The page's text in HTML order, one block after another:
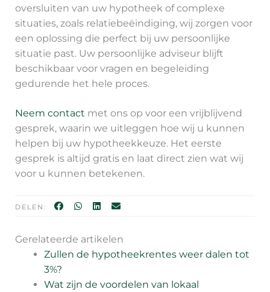
oversluiten van uw hypotheek of complexe
situaties, zoals relatiebeëindiging, wij zorgen voor
een oplossing die perfect bij uw persoonlijke
situatie past. Uw persoonlijke adviseur blijft
beschikbaar voor vragen en begeleiding
gedurende het hele proces.
Neem contact met ons op voor een vrijblijvend
gesprek, waarin we uitleggen hoe wij u kunnen
helpen bij uw hypotheekkeuze. Het eerste
gesprek is altijd gratis en laat direct zien wat wij
voor u kunnen betekenen.
DELEN:
Gerelateerde artikelen
Zullen de hypotheekrentes weer dalen tot
3%?
Wat zijn de voordelen van lokaal